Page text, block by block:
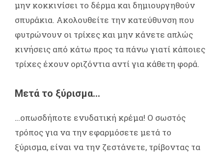
μην κοκκινίσει το δέρμα και δημιουργηθούν
σπυράκια. Ακολουθείτε την κατεύθυνση που
φυτρώνουν οι τρίχες και μην κάνετε απλώς
κινήσεις από κάτω προς τα πάνω γιατί κάποιες
τρίχες έχουν οριζόντια αντί για κάθετη φορά.
Μετά το ξύρισμα…
…οπωσδήποτε ενυδατική κρέμα! Ο σωστός
τρόπος για να την εφαρμόσετε μετά το
ξύρισμα, είναι να την ζεστάνετε, τρίβοντας τα